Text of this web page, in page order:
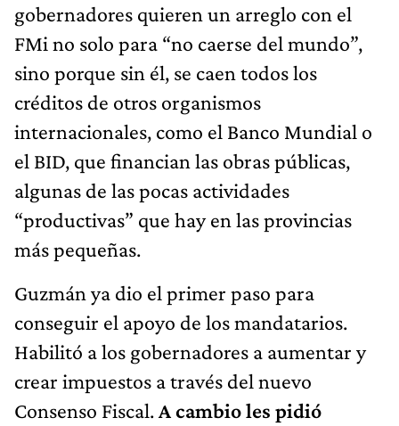
gobernadores quieren un arreglo con el
FMi no solo para “no caerse del mundo”,
sino porque sin él, se caen todos los
créditos de otros organismos
internacionales, como el Banco Mundial o
el BID, que financian las obras públicas,
algunas de las pocas actividades
“productivas” que hay en las provincias
más pequeñas.
Guzmán ya dio el primer paso para
conseguir el apoyo de los mandatarios.
Habilitó a los gobernadores a aumentar y
crear impuestos a través del nuevo
Consenso Fiscal.A cambio les pidió